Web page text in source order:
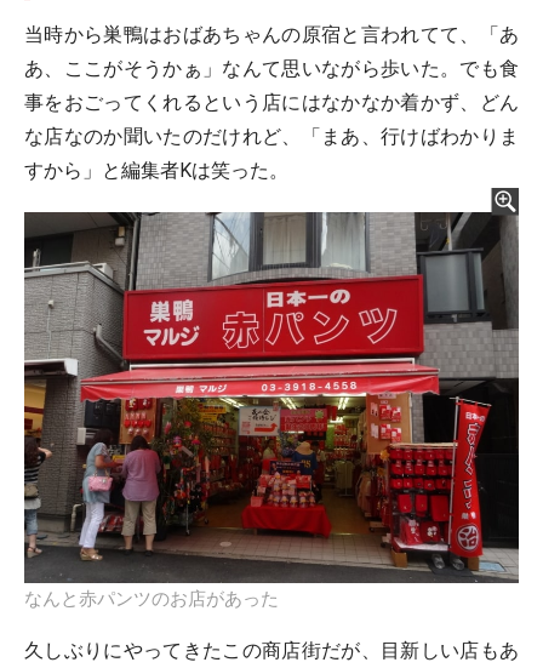
当時から巣鴨はおばあちゃんの原宿と言われてて、「あ
あ、ここがそうかぁ」なんて思いながら歩いた。でも食
事をおごってくれるという店にはなかなか着かず、どん
な店なのか聞いたのだけれど、「まあ、行けばわかりま
すから」と編集者Kは笑った。
なんと赤パンツのお店があった
久しぶりにやってきたこの商店街だが、目新しい店もあ